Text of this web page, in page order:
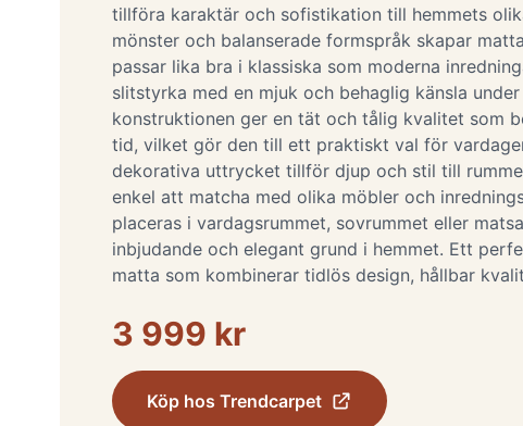
tillföra karaktär och sofistikation till hemmets
mönster och balanserade formspråk skapar
passar lika bra i klassiska som moderna
slitstyrka med en mjuk och behaglig känsla
konstruktionen ger en tät och tålig kvalitet som
tid, vilket gör den till ett praktiskt val för
dekorativa uttrycket tillför djup och stil till
enkel att matcha med olika möbler och
placeras i vardagsrummet, sovrummet eller
inbjudande och elegant grund i hemmet. Ett
matta som kombinerar tidlös design, hållbar
3 999 kr
Köp hos Trendcarpet